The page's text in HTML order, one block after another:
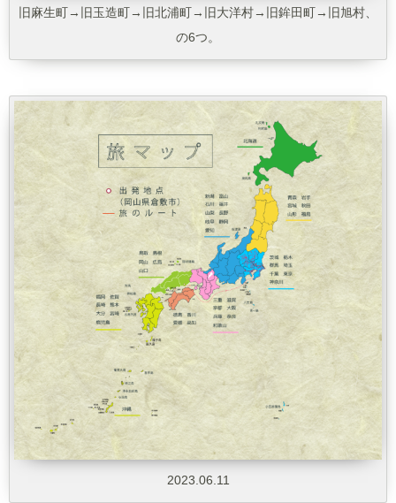
旧麻生町→旧玉造町→旧北浦町→旧大洋村→旧鉾田町→旧旭村、
の6つ。
2023.06.11